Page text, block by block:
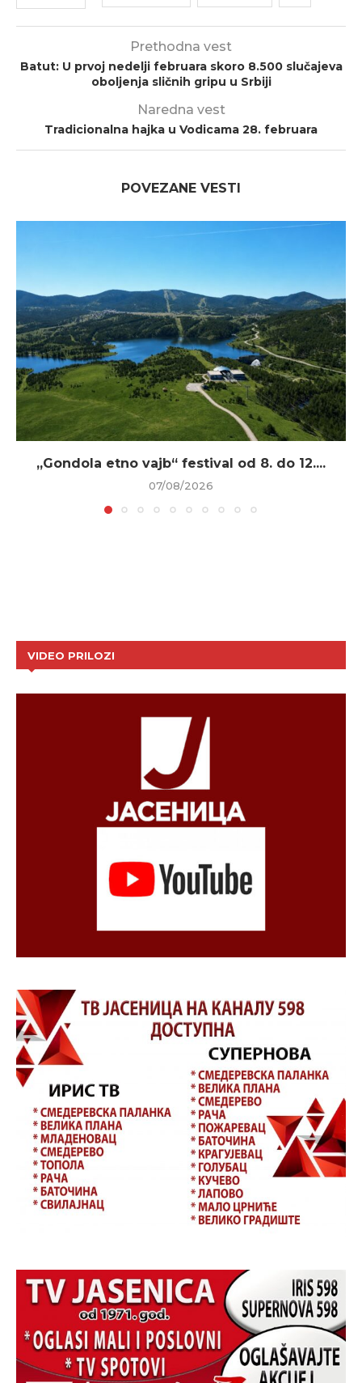
Prethodna vest
Batut: U prvoj nedelji februara skoro 8.500 slučajeva
oboljenja sličnih gripu u Srbiji
Naredna vest
Tradicionalna hajka u Vodicama 28. februara
POVEZANE VESTI
„Gondola etno vajb“ festival od 8. do 12....
07/08/2026
VIDEO PRILOZI